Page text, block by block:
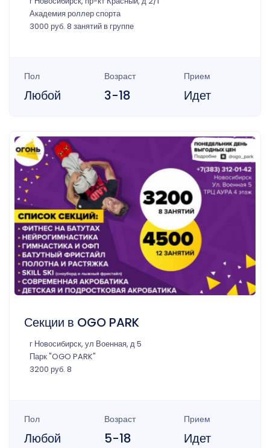
Академия роллер спорта
3000 руб. 8 занятий в группе
Пол
Любой
Возраст
3-18
Прием
Идет
Секции в OGO PARK
г Новосибирск, ул Военная, д 5
Парк "OGO PARK"
3200 руб. 8
Пол
Любой
Возраст
5-18
Прием
Идет